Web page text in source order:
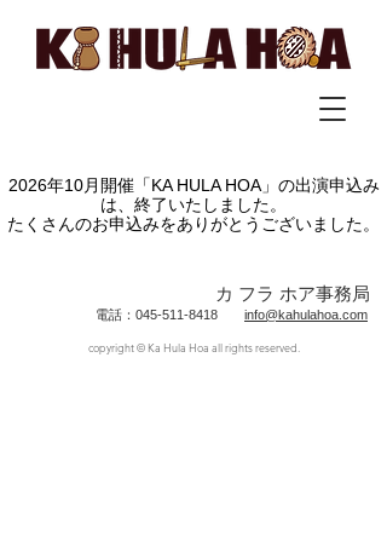
2026年10月開催「KA HULA HOA」の出演申込み
は、終了いたしました。
たくさんのお申込みをありがとうございました。
カ フラ ホア事務局
電話：045-511-8418 info@kahulahoa.com
copyright © Ka Hula Hoa all rights reserved.